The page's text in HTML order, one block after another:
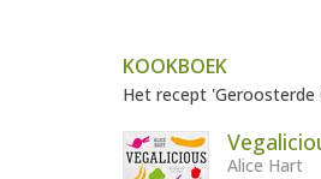
KOOKBOEK
Het recept 'Geroosterde
Alice Hart